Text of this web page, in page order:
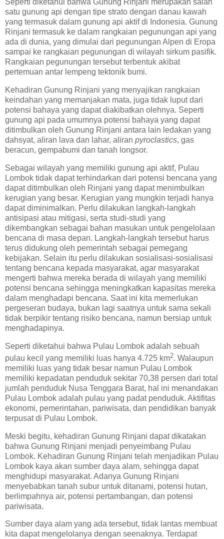
Seperti diketahui bahwa Gunung Rinjani merupakan salah
satu gunung api dengan tipe strato dengan danau kawah
yang termasuk dalam gunung api aktif di Indonesia. Gunung
Rinjani termasuk ke dalam rangkaian pegunungan api yang
ada di dunia, yang dimulai dari pegunungan Alpen di Eropa
sampai ke rangkaian pegunungan di wilayah sirkum pasifik.
Rangkaian pegunungan tersebut terbentuk akibat
pertemuan antar lempeng tektonik bumi.
Kehadiran Gunung Rinjani yang menyajikan rangkaian
keindahan yang memanjakan mata, juga tidak luput dari
potensi bahaya yang dapat diakibatkan olehnya. Seperti
gunung api pada umumnya potensi bahaya yang dapat
ditimbulkan oleh Gunung Rinjani antara lain ledakan yang
dahsyat, aliran lava dan lahar, aliran pyroclastics, gas
beracun, gempabumi dan tanah longsor.
Sebagai wilayah yang memiliki gunung api aktif, Pulau
Lombok tidak dapat terhindarkan dari potensi bencana yang
dapat ditimbulkan oleh Rinjani yang dapat menimbulkan
kerugian yang besar. Kerugian yang mungkin terjadi hanya
dapat diminimalkan. Perlu dilakukan langkah-langkah
antisipasi atau mitigasi, serta studi-studi yang
dikembangkan sebagai bahan masukan untuk pengelolaan
bencana di masa depan. Langkah-langkah tersebut harus
terus didukung oleh pemerintah sebagai pemegang
kebijakan. Selain itu perlu dilakukan sosialisasi-sosialisasi
tentang bencana kepada masyarakat, agar masyarakat
mengerti bahwa mereka berada di wilayah yang memiliki
potensi bencana sehingga meningkatkan kapasitas mereka
dalam menghadapi bencana. Saat ini kita memerlukan
pergeseran budaya, bukan lagi saatnya untuk sama sekali
tidak berpikir tentang risiko bencana, namun bersiap untuk
menghadapinya.
Seperti diketahui bahwa Pulau Lombok adalah sebuah
pulau kecil yang memiliki luas hanya 4.725 km2. Walaupun
memiliki luas yang tidak besar namun Pulau Lombok
memiliki kepadatan penduduk sekitar 70,38 persen dari total
jumlah penduduk Nusa Tenggara Barat, hal ini menandakan
Pulau Lombok adalah pulau yang padat penduduk. Aktifitas
ekonomi, pemerintahan, pariwisata, dan pendidikan banyak
terpusat di Pulau Lombok.
Meski begitu, kehadiran Gunung Rinjani dapat dikatakan
bahwa Gunung Rinjani menjadi penyeimbang Pulau
Lombok. Kehadiran Gunung Rinjani telah menjadikan Pulau
Lombok kaya akan sumber daya alam, sehingga dapat
menghidupi masyarakat. Adanya Gunung Rinjani
menyebabkan tanah subur untuk ditanami, potensi hutan,
berlimpahnya air, potensi pertambangan, dan potensi
pariwisata.
Sumber daya alam yang ada tersebut, tidak lantas membuat
kita dapat mengelolanya dengan seenaknya. Terdapat